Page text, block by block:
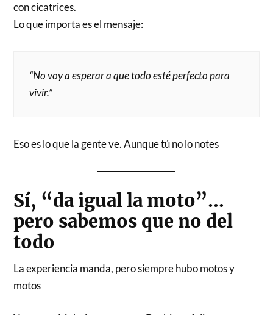
con cicatrices.
Lo que importa es el mensaje:
“No voy a esperar a que todo esté perfecto para
vivir.”
Eso es lo que la gente ve. Aunque tú no lo notes
Sí, “da igual la moto”…
pero sabemos que no del
todo
La experiencia manda, pero siempre hubo motos y
motos